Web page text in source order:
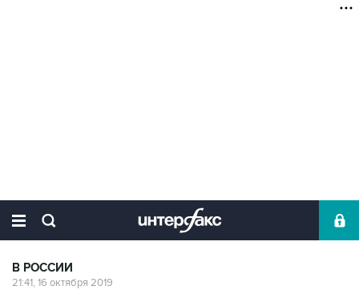
В РОССИИ
21:41, 16 октября 2019